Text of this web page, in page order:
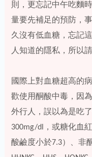
則，更忘記中午吃麵
量要先補足的預防，
久沒有低血糖，忘記
人知道的隱私，所以
國際上對血糖超高的
歡使用酮酸中毒，因
外行人，誤以為是吃
300mg/dl，或糖化血
酸鹼度小於7.3）、非